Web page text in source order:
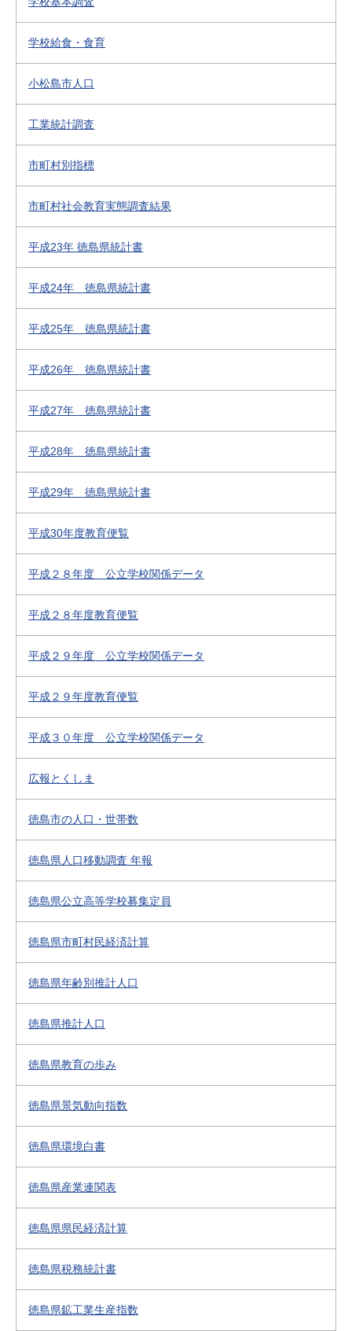
学校給食・食育
小松島市人口
工業統計調査
市町村別指標
市町村社会教育実態調査結果
平成23年 徳島県統計書
平成24年 徳島県統計書
平成25年 徳島県統計書
平成26年 徳島県統計書
平成27年 徳島県統計書
平成28年 徳島県統計書
平成29年 徳島県統計書
平成30年度教育便覧
平成２８年度 公立学校関係データ
平成２８年度教育便覧
平成２９年度 公立学校関係データ
平成２９年度教育便覧
平成３０年度 公立学校関係データ
広報とくしま
徳島市の人口・世帯数
徳島県人口移動調査 年報
徳島県公立高等学校募集定員
徳島県市町村民経済計算
徳島県年齢別推計人口
徳島県推計人口
徳島県教育の歩み
徳島県景気動向指数
徳島県環境白書
徳島県産業連関表
徳島県県民経済計算
徳島県税務統計書
徳島県鉱工業生産指数